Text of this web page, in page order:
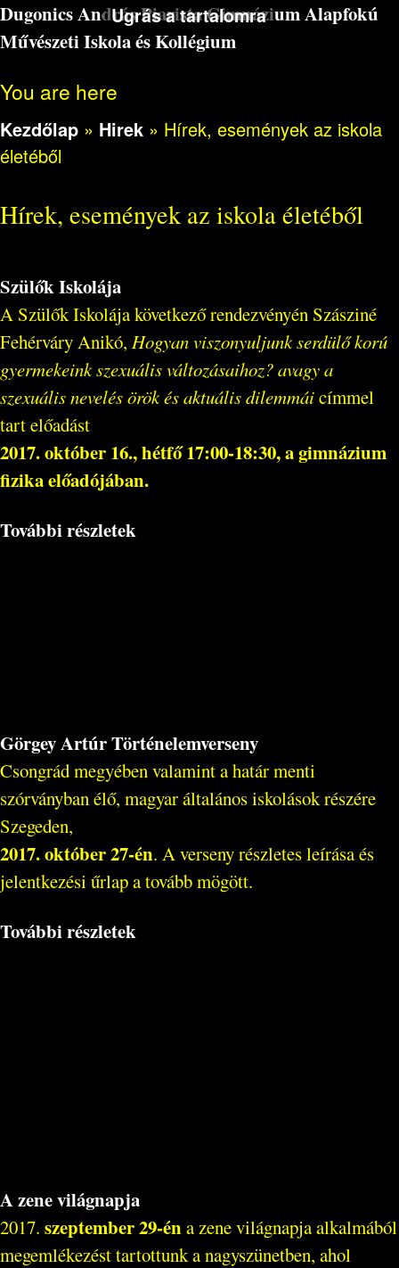
Ugrás a tartalomra
Dugonics András Piarista Gimnázium Alapfokú
Művészeti Iskola és Kollégium
You are here
Kezdőlap » Hirek » Hírek, események az iskola
életéből
Hírek, események az iskola életéből
Szülők Iskolája
A Szülők Iskolája következő rendezvényén Szásziné
Fehérváry Anikó, Hogyan viszonyuljunk serdülő korú
gyermekeink szexuális változásaihoz? avagy a
szexuális nevelés örök és aktuális dilemmáicímmel
tart előadást
2017. október 16., hétfő 17:00-18:30, a gimnázium
fizika előadójában.
További részletek
Görgey Artúr Történelemverseny
Csongrád megyében valamint a határ menti
szórványban élő, magyar általános iskolások részére
Szegeden,
2017. október 27-én. A verseny részletes leírása és
jelentkezési űrlap a tovább mögött.
További részletek
A zene világnapja
2017. szeptember 29-éna zene világnapja alkalmából
megemlékezést tartottunk a nagyszünetben, ahol